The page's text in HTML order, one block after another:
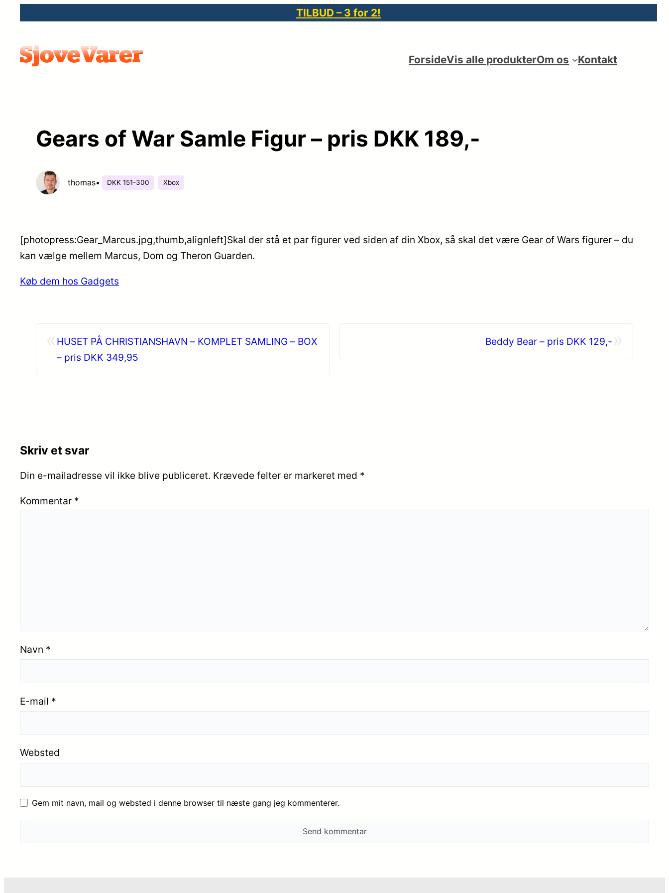
indhold
TILBUD – 3 for 2!
ForsideVis alle produkterOm os Kontakt
Gears of War Samle Figur – pris DKK 189,-
thomas• DKK 151-300 Xbox
[photopress:Gear_Marcus.jpg,thumb,alignleft]Skal der stå et par figurer ved siden af din Xbox, så skal det være Gear of Wars figurer – du
kan vælge mellem Marcus, Dom og Theron Guarden.
Køb dem hos Gadgets
HUSET PÅ CHRISTIANSHAVN – KOMPLET SAMLING – BOX
– pris DKK 349,95
Beddy Bear – pris DKK 129,-
Skriv et svar
Din e-mailadresse vil ikke blive publiceret. Krævede felter er markeret med *
Kommentar *
Navn *
E-mail *
Websted
Gem mit navn, mail og websted i denne browser til næste gang jeg kommenterer.